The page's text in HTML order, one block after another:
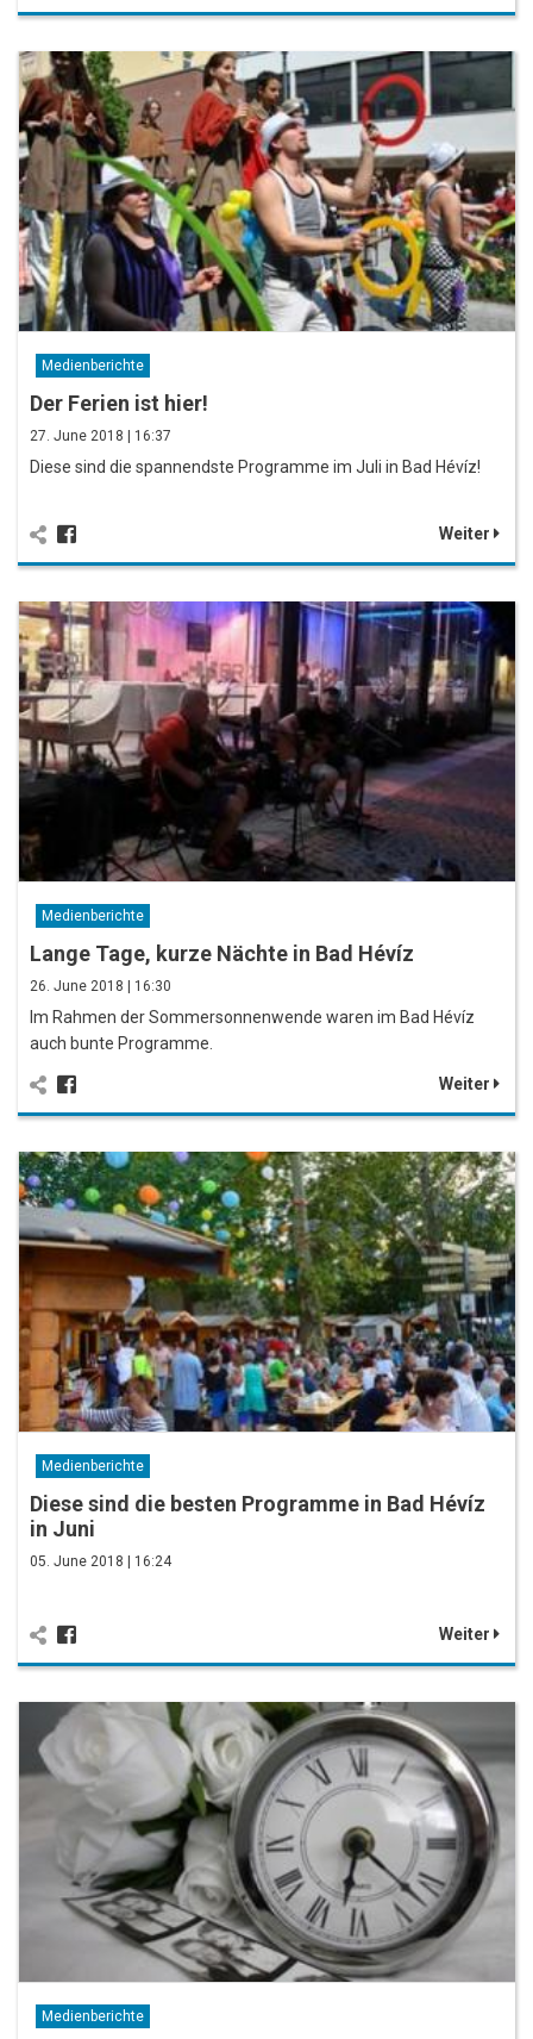
Medienberichte
Der Ferien ist hier!
27. June 2018 | 16:37
Diese sind die spannendste Programme im Juli in Bad Hévíz!
Weiter
Medienberichte
Lange Tage, kurze Nächte in Bad Hévíz
26. June 2018 | 16:30
Im Rahmen der Sommersonnenwende waren im Bad Hévíz
auch bunte Programme.
Weiter
Medienberichte
Diese sind die besten Programme in Bad Hévíz
in Juni
05. June 2018 | 16:24
Weiter
Medienberichte